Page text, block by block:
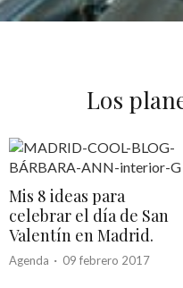
Los
Mis 8 ideas para
celebrar el día de San
Valentín en Madrid.
Agenda · 09 febrero 2017